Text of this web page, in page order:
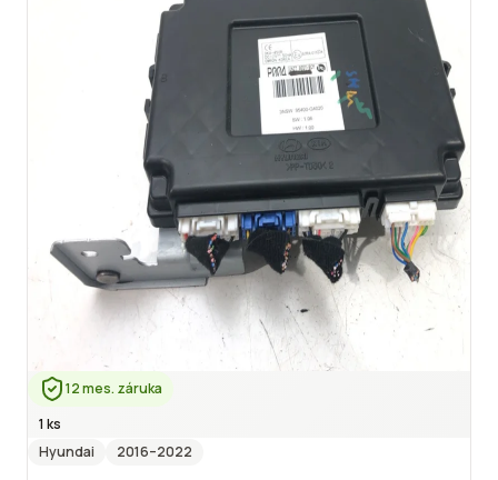
12 mes. záruka
1 ks
Hyundai
2016–2022